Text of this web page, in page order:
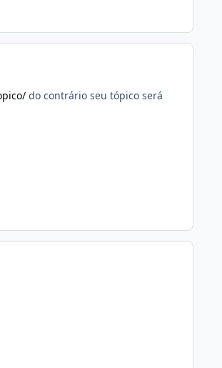
do contrário seu tópico será